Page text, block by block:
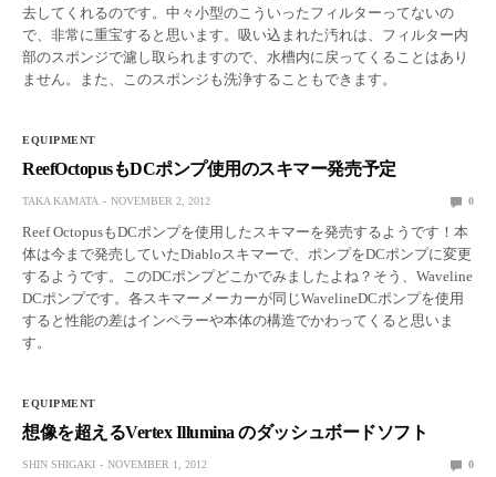
去してくれるのです。中々小型のこういったフィルターってないの
で、非常に重宝すると思います。吸い込まれた汚れは、フィルター内
部のスポンジで濾し取られますので、水槽内に戻ってくることはあり
ません。また、このスポンジも洗浄することもできます。
EQUIPMENT
ReefOctopusもDCポンプ使用のスキマー発売予定
TAKA KAMATA NOVEMBER 2, 2012 0
Reef OctopusもDCポンプを使用したスキマーを発売するようです！本
体は今まで発売していたDiabloスキマーで、ポンプをDCポンプに変更
するようです。このDCポンプどこかでみましたよね？そう、Waveline
DCポンプです。各スキマーメーカーが同じWavelineDCポンプを使用
すると性能の差はインペラーや本体の構造でかわってくると思いま
す。
EQUIPMENT
想像を超えるVertex Illumina のダッシュボードソフト
SHIN SHIGAKI NOVEMBER 1, 2012 0